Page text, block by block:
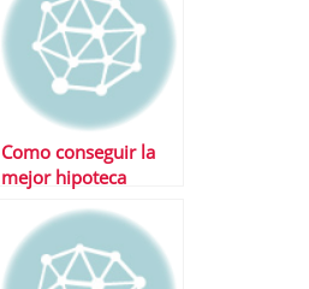
Como conseguir la
mejor hipoteca